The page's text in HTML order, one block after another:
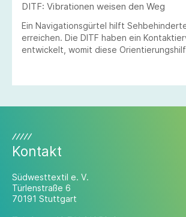
DITF: Vibrationen weisen den Weg
Ein Navigationsgürtel hilft
erreichen. Die DITF haben ein
entwickelt, womit diese
Kontakt
Südwesttextil e. V.
Türlenstraße 6
70191 Stuttgart